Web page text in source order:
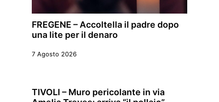
FREGENE – Accoltella il padre dopo
una lite per il denaro
7 Agosto 2026
TIVOLI – Muro pericolante in via